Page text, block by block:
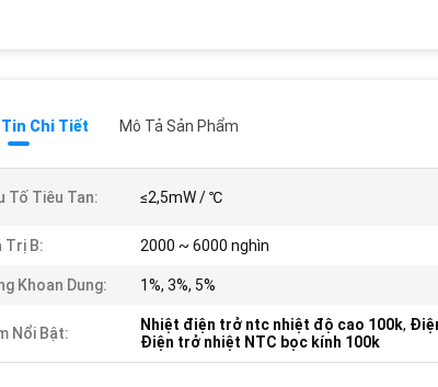
Chi Tiết Mô Tả Sản Phẩm
Tố Tiêu Tan: ≤2,5mW / ℃
Trị B: 2000 ~ 6000 nghìn
Khoan Dung: 1%, 3%, 5%
Nổi Bật: Nhiệt điện trở ntc nhiệt độ cao 100k,
Điện trở nhiệt NTC bọc kính 100k